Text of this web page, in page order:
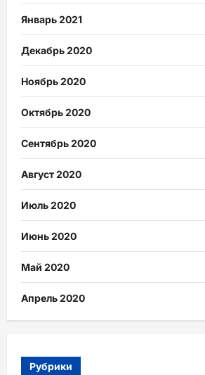
Январь 2021
Декабрь 2020
Ноябрь 2020
Октябрь 2020
Сентябрь 2020
Август 2020
Июль 2020
Июнь 2020
Май 2020
Апрель 2020
Рубрики